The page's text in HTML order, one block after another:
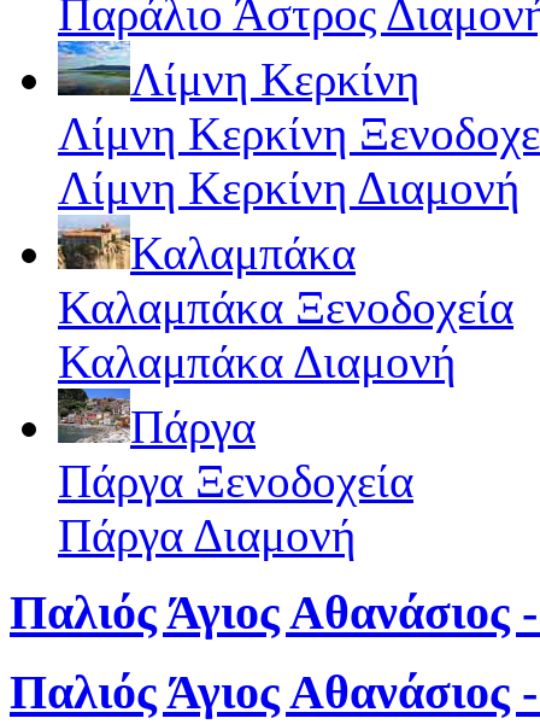
Παράλιο Άστρος
Λίμνη Κερκίνη
Λίμνη Κερκίνη
Λίμνη Κερκίνη Διαμονή
Καλαμπάκα
Καλαμπάκα Ξενοδοχεία
Καλαμπάκα Διαμονή
Πάργα
Πάργα Ξενοδοχεία
Πάργα Διαμονή
Παλιός Άγιος Αθανάσιος
Παλιός Άγιος Αθανάσιος